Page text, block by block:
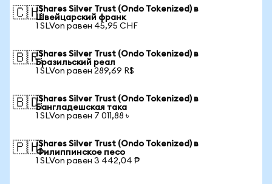
🇨🇭iShares Silver Trust (Ondo Tokenized) в
Швейцарский франк
1 SLVon равен 45,95 CHF
🇧🇷iShares Silver Trust (Ondo Tokenized) в
Бразильский реал
1 SLVon равен 289,69 R$
🇧🇩iShares Silver Trust (Ondo Tokenized) в
Бангладешская така
1 SLVon равен 7 011,88 ৳
🇵🇭iShares Silver Trust (Ondo Tokenized) в
Филиппинское песо
1 SLVon равен 3 442,04 ₱